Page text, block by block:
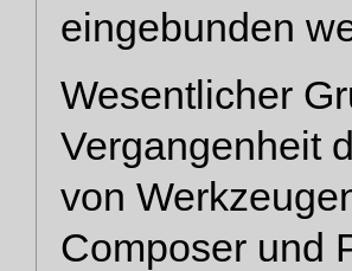
eingebunden
Wesentlicher
Vergangenheit
von
Composer und